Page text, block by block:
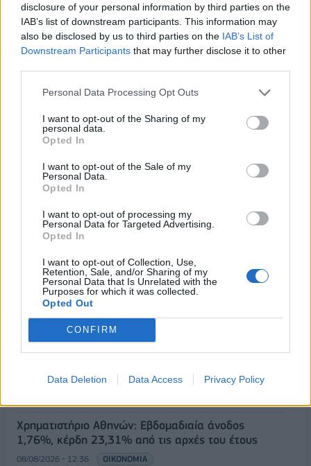
disclosure of your personal information by third parties on the
IAB’s list of downstream participants. This information may
also be disclosed by us to third parties on the IAB’s List of
Downstream Participants that may further disclose it to other
Personal Data Processing Opt Outs
I want to opt-out of the Sharing of my
personal data.
Opted In
I want to opt-out of the Sale of my
Personal Data.
Opted In
I want to opt-out of processing my
Personal Data for Targeted Advertising.
Opted In
I want to opt-out of Collection, Use,
Retention, Sale, and/or Sharing of my
Personal Data that Is Unrelated with the
Purposes for which it was collected.
Opted Out
CONFIRM
Data Deletion Data Access Privacy Policy
ΡΟΗ ΕΙΔΗΣΕΩΝ
Ειδικό Χωροταξικό για τον Τουρισμό: Οι νέοι
κανόνες για επενδύσεις, νησιά και προορισμούς υπό
08/08/2026 - 13:21 ΤΟΥΡΙΣΜΟΣ
Υπουργείο Εργασίας: Ο “χάρτης” των πληρωμών
από τον e-ΕΦΚΑ και τη ΔΥΠΑ έως τις 14 Αυγούστου
Οι Hamilton Reserve Bank και SEE Capital
μάρκετινγκ
Χρηματιστήριο Αθηνών: Εβδομαδιαία άνοδος
1,76%, κέρδη 23,31% από τις αρχές του έτους
08/08/2026 - 12:36 ΟΙΚΟΝΟΜΙΑ